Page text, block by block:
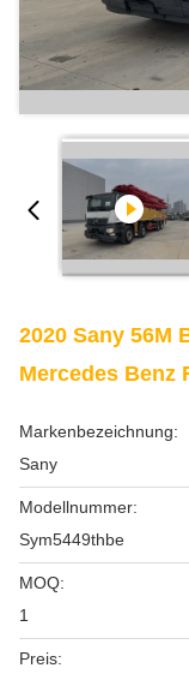
2020 Sany 56M
Mercedes Benz
Markenbezeichnung:
Sany
Modellnummer:
Sym5449thbe
MOQ:
1
Preis: